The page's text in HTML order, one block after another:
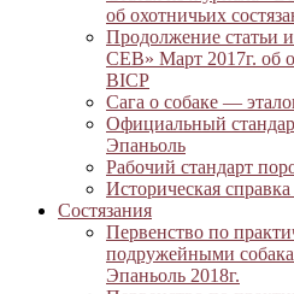
об охотничьих
Продолжение статьи
CEB» Март 2017г. об
BICP
Сага о собаке —
Официальный
Эпаньоль
Рабочий стандарт
Историческая
Состязания
Первенство по
подружейными
Эпаньоль 2018г.